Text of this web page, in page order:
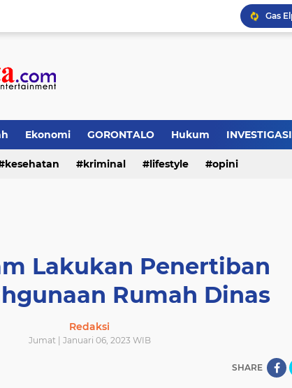
Ekonomi GORONTALO Hukum INVESTIGASI
kesehatan kriminal lifestyle opini
Lakukan Penertiban
Rumah Dinas
Redaksi
Jumat | Januari 06, 2023 WIB
SHARE